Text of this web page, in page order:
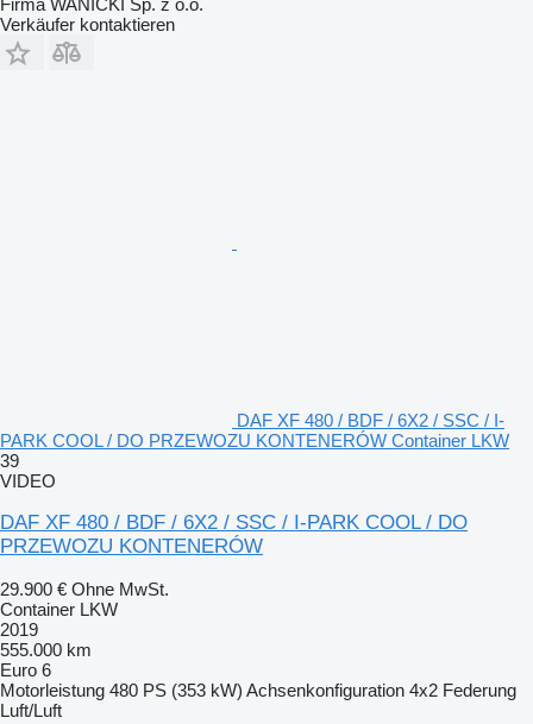
Firma WANICKI Sp. z o.o.
Verkäufer kontaktieren
DAF XF 480 / BDF / 6X2 / SSC / I-
PARK COOL / DO PRZEWOZU KONTENERÓW Container LKW
39
VIDEO
DAF XF 480 / BDF / 6X2 / SSC / I-PARK COOL / DO
PRZEWOZU KONTENERÓW
29.900 € Ohne MwSt.
Container LKW
2019
555.000 km
Euro 6
Motorleistung 480 PS (353 kW) Achsenkonfiguration 4x2 Federung
Luft/Luft